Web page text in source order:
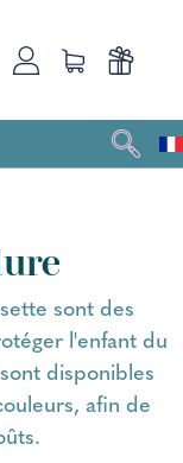
sont des
l'enfant du
disponibles
afin de